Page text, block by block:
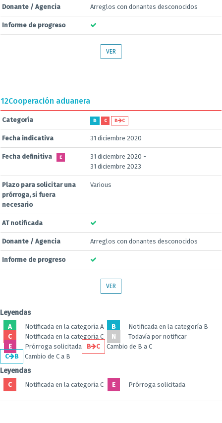
Donante / Agencia Arreglos con donantes desconocidos
Informe de progreso
VER
12Cooperación aduanera
Categoría B C B C
Fecha indicativa 31 diciembre 2020
Fecha definitiva E
31 diciembre 2020 -
31 diciembre 2023
Plazo para solicitar una
prórroga, si fuera
necesario
Various
AT notificada
Donante / Agencia Arreglos con donantes desconocidos
Informe de progreso
VER
Leyendas
A Notificada en la categoría A B
Notificada en la categoría B
C
Notificada en la categoría C N
Todavía por notificar
E
Prórroga solicitada B C
Cambio de B a C
C
B Cambio de C a B
Leyendas
C Notificada en la categoría C E Prórroga solicitada